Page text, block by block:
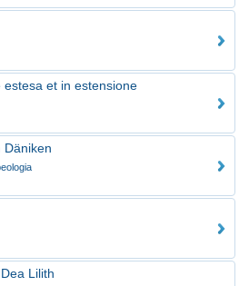
estesa et in estensione
Däniken
Lilith